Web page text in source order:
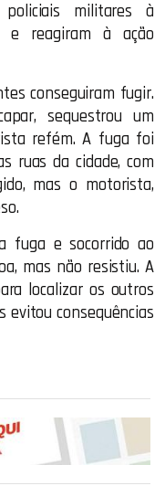
militares à
e reagiram à ação
conseguiram fugir.
sequestrou um
refém. A fuga foi
ruas da cidade, com
mas o motorista,
fuga e socorrido ao
mas não resistiu. A
localizar os outros
evitou consequências